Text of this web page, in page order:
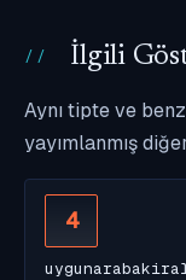
İlgili
Aynı tipte ve
yayımlanmış
4